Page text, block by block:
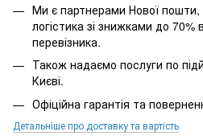
Ми є партнерами Нової
логістика зі знижками до 70%
перевізника.
Також надаємо послуги по
Києві.
Офіційна гарантія та
Детальніше про доставку та вартість